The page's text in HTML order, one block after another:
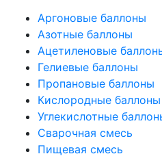
Аргоновые баллоны
Азотные баллоны
Ацетиленовые
Гелиевые баллоны
Пропановые баллоны
Кислородные баллоны
Углекислотные
Сварочная смесь
Пищевая смесь